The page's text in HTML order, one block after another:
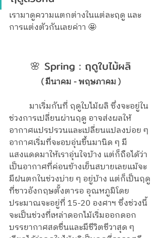
เรามาดูความแตกต่างในแต่ละฤดู และ
การแต่งตัวกันเลยค่าา 🤩
🌸 Spring : ฤดูใบไม้ผลิ
( มีนาคม - พฤษภาคม )
ช่วงการเปลี่ยนผ่านฤดู อาจส่งผลให้
อากาศแปรปรวนและเปลี่ยนแปลงบ่อย ๆ
อากาศเริ่มที่จะอบอุ่นขึ้นมานิด ๆ มี
แสงแดดมาให้เราอุ่นใจบ้าง แต่ก็ถือได้ว่า
เป็นอากาศที่ค่อนข้างเย็นสบายเลยแม้จะ
มีฝนตกในช่วงบ่าย ๆ อยู่บ้าง แต่ก็เป็นฤดู
ที่ชาวอังกฤษตั้งตารอ อุณหภูมิโดย
ประมาณจะอยู่ที่ 15-20 องศาฯ ซึ่งช่วงนี้
จะเป็นช่วงที่เหล่าดอกไม้เริ่มออกดอก
บรรยากาศสดชื่นและมีชีวิตชีวาสุด ๆ